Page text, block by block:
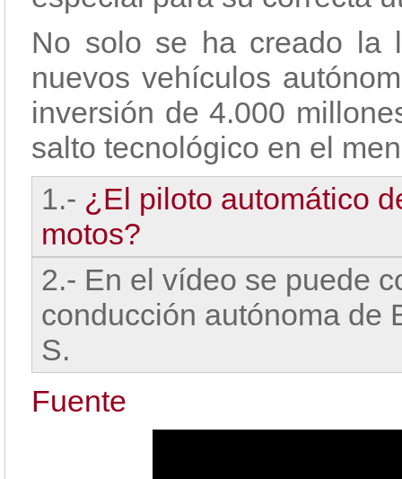
No solo se ha creado la
nuevos vehículos
inversión de 4.000
salto tecnológico en el
1.- ¿El piloto automático
motos?
2.- En el vídeo se puede
conducción autónoma de
S.
Fuente